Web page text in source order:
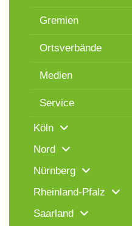
Gremien
Ortsverbände
Medien
Service
Köln
Nord
Nürnberg
Rheinland-Pfalz
Saarland